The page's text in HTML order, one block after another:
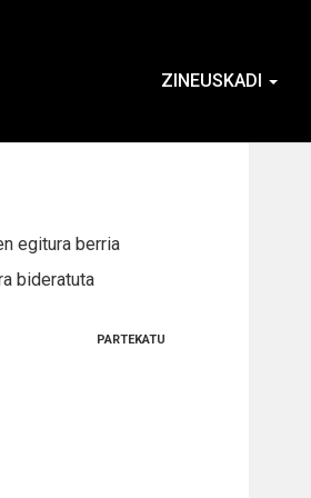
ZINEUSKADI
PARTEKATU